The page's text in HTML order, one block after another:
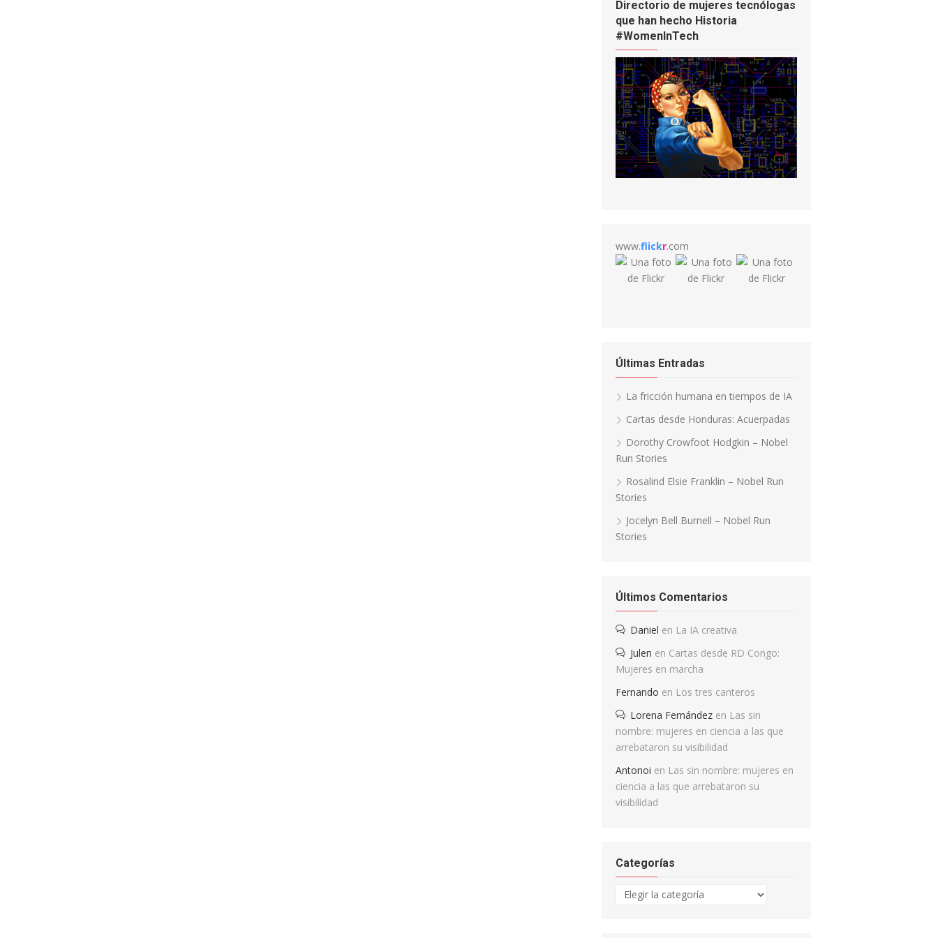
Directorio de mujeres tecnólogas
que han hecho Historia
#WomenInTech
www.flickr.com
Últimas Entradas
La fricción humana en tiempos de IA
Cartas desde Honduras: Acuerpadas
Dorothy Crowfoot Hodgkin – Nobel
Run Stories
Rosalind Elsie Franklin – Nobel Run
Stories
Jocelyn Bell Burnell – Nobel Run
Stories
Últimos Comentarios
Daniel en La IA creativa
Julen en Cartas desde RD Congo:
Mujeres en marcha
Fernando en Los tres canteros
Lorena Fernández en Las sin
nombre: mujeres en ciencia a las que
arrebataron su visibilidad
Antonoi en Las sin nombre: mujeres en
ciencia a las que arrebataron su
visibilidad
Categorías
Categorías